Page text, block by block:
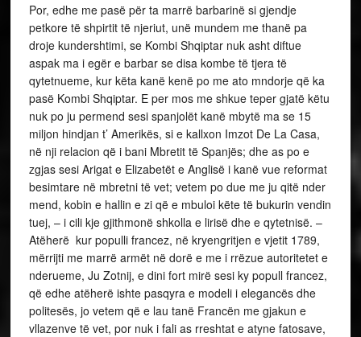
Por, edhe me pasë për ta marrë barbarinë si gjendje
petkore të shpirtit të njeriut, unë mundem me thanë pa
droje kundershtimi, se Kombi Shqiptar nuk asht diftue
aspak ma i egër e barbar se disa kombe të tjera të
qytetnueme, kur këta kanë kenë po me ato mndorje që ka
pasë Kombi Shqiptar. E per mos me shkue teper gjatë këtu
nuk po ju permend sesi spanjolët kanë mbytë ma se 15
miljon hindjan t’ Amerikës, si e kallxon Imzot De La Casa,
në nji relacion që i bani Mbretit të Spanjës; dhe as po e
zgjas sesi Arigat e Elizabetët e Anglisë i kanë vue reformat
besimtare në mbretni të vet; vetem po due me ju qitë nder
mend, kobin e hallin e zi që e mbuloi këte të bukurin vendin
tuej, – i cili kje gjithmonë shkolla e lirisë dhe e qytetnisë. –
Atëherë kur populli francez, në kryengritjen e vjetit 1789,
mërrijti me marrë armët në dorë e me i rrëzue autoritetet e
nderueme, Ju Zotnij, e dini fort mirë sesi ky popull francez,
që edhe atëherë ishte pasqyra e modeli i elegancës dhe
politesës, jo vetem që e lau tanë Francën me gjakun e
vllazenve të vet, por nuk i fali as rreshtat e atyne fatosave,